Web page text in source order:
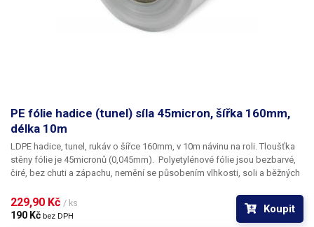
PE fólie hadice (tunel) síla 45micron, šířka 160mm,
délka 10m
LDPE hadice, tunel, rukáv o šířce 160mm, v 10m návinu na roli. Tloušťka
stěny fólie je 45micronů (0,045mm). ​Polyetylénové fólie jsou bezbarvé,
čiré, bez chuti a zápachu, nemění se působením vlhkosti, soli a běžných
odolné proti mrazu a vlhkosti. Fólie je vhodná pro výrobu pytlů, sáčků a
obalů jakéhokoliv zboží. PE fólie jsou zdravotně nezávadné, 100%
229,90 Kč / ks
190 Kč bez DPH
Koupit